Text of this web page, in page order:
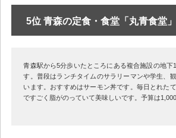
5位 青森の定食・食堂「丸青食堂」
青森駅から5分歩いたところにある複合施設の地下
す。普段はランチタイムのサラリーマンや学生、
います。おすすめはサーモン丼です。毎日とれた
ですごく脂がのっていて美味しいです。予算は